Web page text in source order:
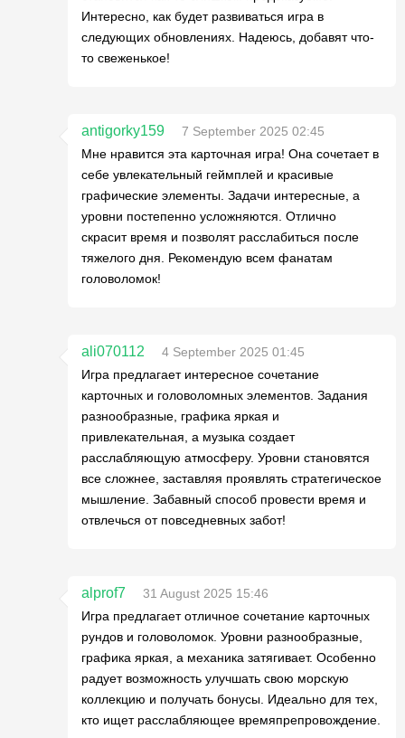
Интересно, как будет развиваться игра в
следующих обновлениях. Надеюсь, добавят что-
то свеженькое!
antigorky159
7 September 2025 02:45
Мне нравится эта карточная игра! Она сочетает в
себе увлекательный геймплей и красивые
графические элементы. Задачи интересные, а
уровни постепенно усложняются. Отлично
скрасит время и позволят расслабиться после
тяжелого дня. Рекомендую всем фанатам
головоломок!
ali070112
4 September 2025 01:45
Игра предлагает интересное сочетание
карточных и головоломных элементов. Задания
разнообразные, графика яркая и
привлекательная, а музыка создает
расслабляющую атмосферу. Уровни становятся
все сложнее, заставляя проявлять стратегическое
мышление. Забавный способ провести время и
отвлечься от повседневных забот!
alprof7
31 August 2025 15:46
Игра предлагает отличное сочетание карточных
рундов и головоломок. Уровни разнообразные,
графика яркая, а механика затягивает. Особенно
радует возможность улучшать свою морскую
коллекцию и получать бонусы. Идеально для тех,
кто ищет расслабляющее времяпрепровождение.